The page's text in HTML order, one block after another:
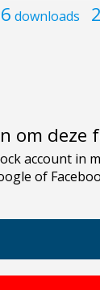
downloads 2
om deze